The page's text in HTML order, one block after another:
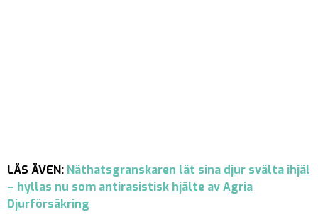
LÄS ÄVEN: Näthatsgranskaren lät sina djur svälta ihjäl
– hyllas nu som antirasistisk hjälte av Agria
Djurförsäkring